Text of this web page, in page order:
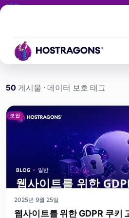
태그
홈페이지 블로그 데이터 보호
50 게시물 · 데이터 보호 태그
데이터 보호
보안
2025년 9월 25일
웹사이트를 위한 GDPR 쿠키